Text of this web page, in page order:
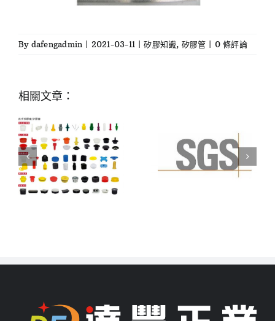
By dafengadmin 2021-03-11 矽膠知識, 矽膠管 0 條評論
相關文章：